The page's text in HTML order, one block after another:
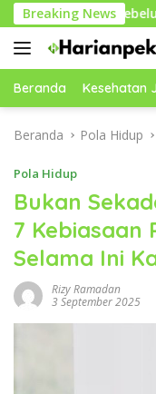
Langsung
ke
konten
Breaking News
Sebelum
Beranda Kesehatan
Beranda Pola Hidup
Pola Hidup
Bukan
7 Kebiasaan
Selama Ini
Rizy Ramadan
3 September 2025